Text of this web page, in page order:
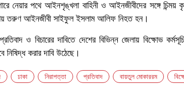
নেয়ার পথে আইনশৃঙ্খলা বাহিনী ও আইনজীবীদের সঙ্গে চিন্ময়
তরুণ আইনজীবী সাইফুল ইসলাম আলিফ নিহত হন।
ও বিচারের দাবিতে দেশের বিভিন্ন জেলায় বিক্ষোভ
নিষিদ্ধ করার দাবি উঠেছে।
ঢাকা নিরাপত্তা প্রতিবাদ বায়তুল মোকাররম